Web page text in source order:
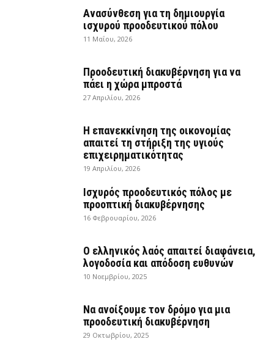
Ανασύνθεση για τη δημιουργία
ισχυρού προοδευτικού πόλου
11 Μαΐου, 2026
Προοδευτική διακυβέρνηση για να
πάει η χώρα μπροστά
27 Απριλίου, 2026
Η επανεκκίνηση της οικονομίας
απαιτεί τη στήριξη της υγιούς
επιχειρηματικότητας
19 Απριλίου, 2026
Ισχυρός προοδευτικός πόλος με
προοπτική διακυβέρνησης
16 Φεβρουαρίου, 2026
Ο ελληνικός λαός απαιτεί διαφάνεια,
λογοδοσία και απόδοση ευθυνών
10 Νοεμβρίου, 2025
Να ανοίξουμε τον δρόμο για μια
προοδευτική διακυβέρνηση
29 Οκτωβρίου, 2025